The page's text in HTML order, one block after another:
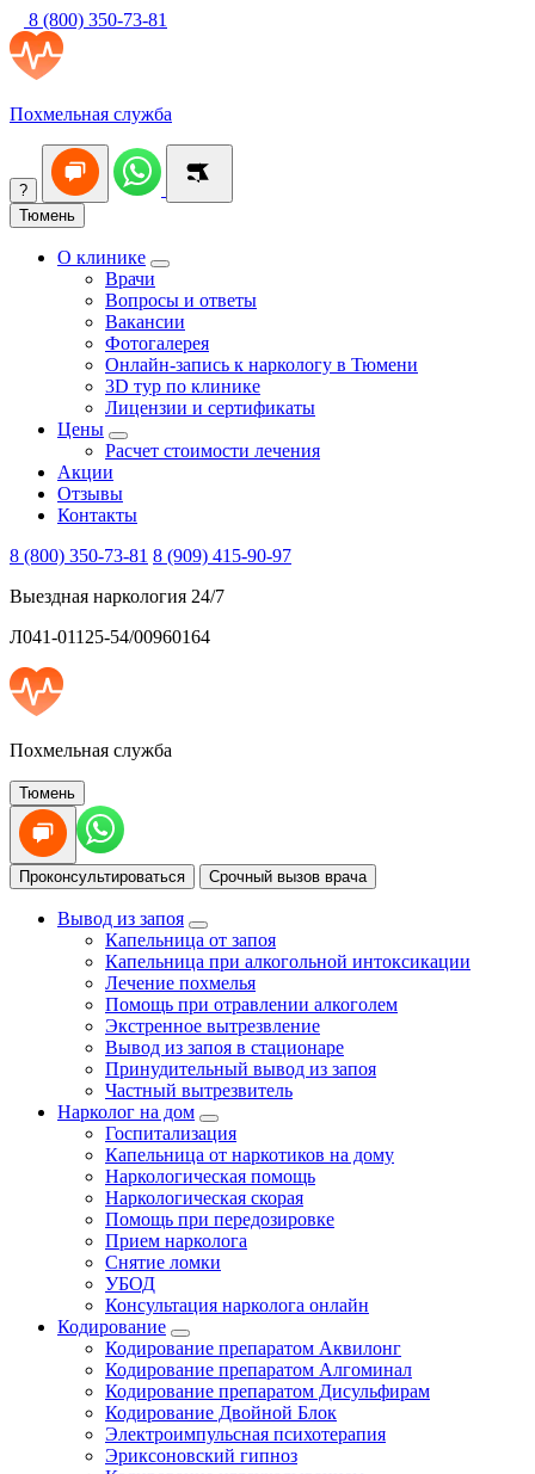
8 (800) 350-73-81
Похмельная служба
?
Тюмень
О клинике
Врачи
Вопросы и ответы
Вакансии
Фотогалерея
Онлайн-запись к наркологу в Тюмени
3D тур по клинике
Лицензии и сертификаты
Цены
Расчет стоимости лечения
Акции
Отзывы
Контакты
8 (800) 350-73-81 8 (909) 415-90-97
Выездная наркология 24/7
Л041-01125-54/00960164
Похмельная служба
Тюмень
Проконсультироваться Срочный вызов врача
Вывод из запоя
Капельница от запоя
Капельница при алкогольной интоксикации
Лечение похмелья
Помощь при отравлении алкоголем
Экстренное вытрезвление
Вывод из запоя в стационаре
Принудительный вывод из запоя
Частный вытрезвитель
Нарколог на дом
Госпитализация
Капельница от наркотиков на дому
Наркологическая помощь
Наркологическая скорая
Помощь при передозировке
Прием нарколога
Снятие ломки
УБОД
Консультация нарколога онлайн
Кодирование
Кодирование препаратом Аквилонг
Кодирование препаратом Алгоминал
Кодирование препаратом Дисульфирам
Кодирование Двойной Блок
Электроимпульсная психотерапия
Эриксоновский гипноз